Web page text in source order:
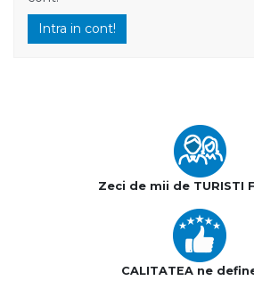
Intra in cont!
Zeci de mii de TURISTI
CALITATEA ne